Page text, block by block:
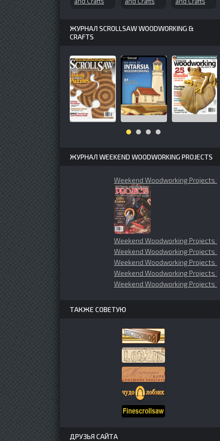
ЖУРНАЛ SCROLLSAW WOODWORKING &
CRAFTS
ЖУРНАЛ WEEKEND WOODWORKING PROJECTS
Weekend Woodworking Projects
Weekend Woodworking Projects
Weekend Woodworking Projects
Weekend Woodworking Projects
Weekend Woodworking Projects
Weekend Woodworking Projects
ТАКЖЕ СОВЕТУЮ
ДРУЗЬЯ САЙТА